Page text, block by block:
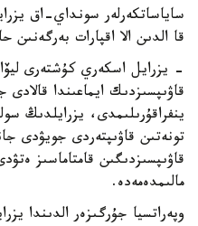
ساياساتكەرلەر سونداي-اق
قا الدىن الا اقپارات بەرگەنىن
- يزرايل اسكەري كۇشتەرى
قاۋىپسىزدىك ايماعىندا قالادى
ينفراقۇرىلىمدى، يزرايلدىڭ
تونەتىن قاۋىپتەردى جويۋدى
قاۋىپسىزدىگىن قامتاماسىز
مالىمدەمەدە.
وپەراتسيا جۇرگىزەر الدىندا